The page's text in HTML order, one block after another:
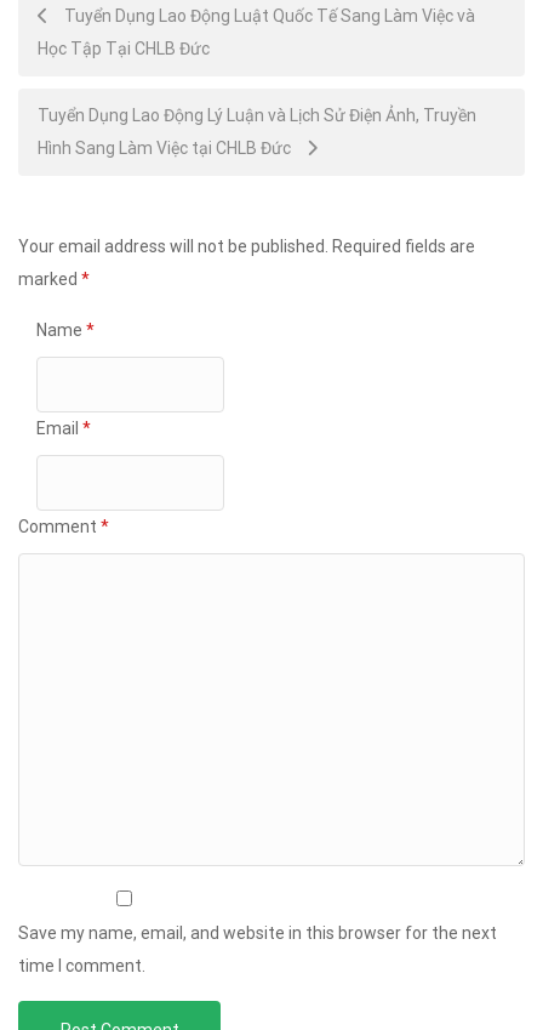
Post
navigation
Tuyển Dụng Lao Động Luật Quốc Tế Sang Làm Việc và
Học Tập Tại CHLB Đức
Tuyển Dụng Lao Động Lý Luận và Lịch Sử Điện Ảnh, Truyền
Hình Sang Làm Việc tại CHLB Đức
Your email address will not be published. Required fields are
marked *
Name *
Email *
Comment *
Save my name, email, and website in this browser for the next
time I comment.